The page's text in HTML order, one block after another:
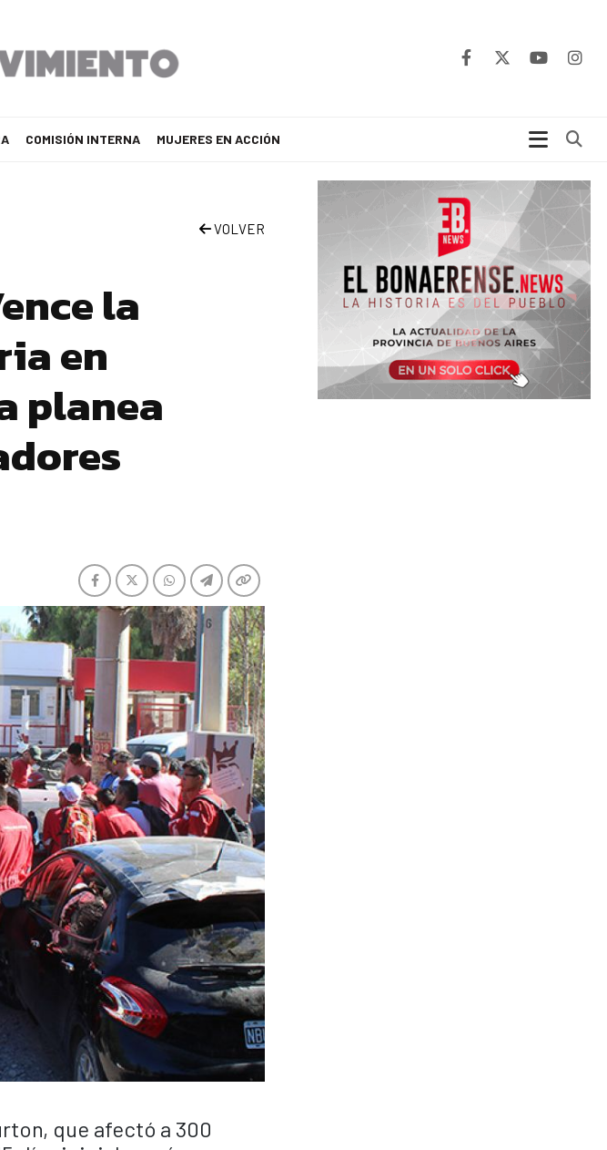
COMISIÓN INTERNA MUJERES EN ACCIÓN
VOLVER
la
en
planea
que afectó a 300